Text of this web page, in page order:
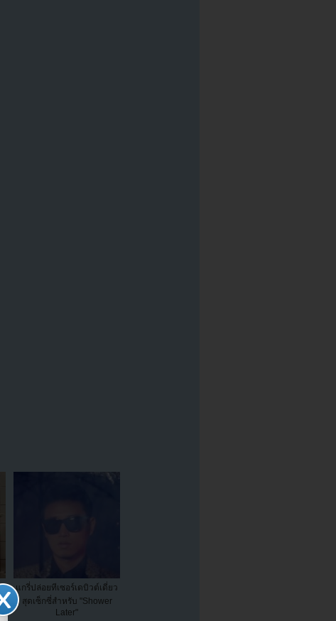
แกรี่ปล่อยทีเซอร์เดบิวต์เดี่ยว
สุดเซ็กซี่สำหรับ "Shower
Later"